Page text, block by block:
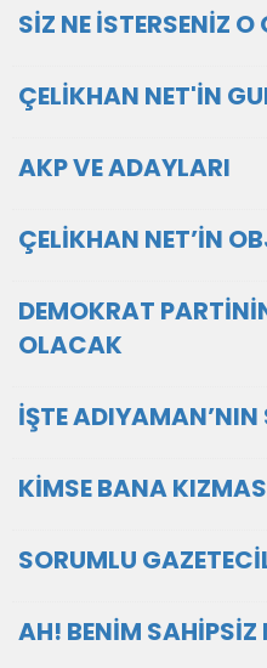
SİZ NE İSTERSENİZ
ÇELİKHAN NET'İN
AKP VE ADAYLARI
ÇELİKHAN NET’İN
DEMOKRAT
OLACAK
İŞTE
KİMSE BANA
SORUMLU
AH! BENİM SAHİPSİZ